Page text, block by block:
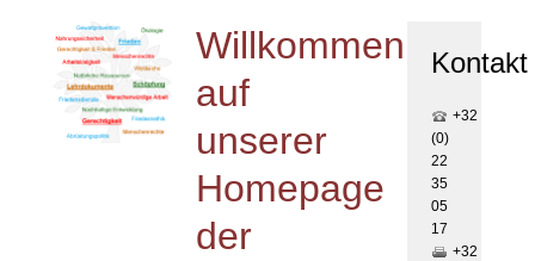
Willkommen
auf
unserer
Homepage
der
Kontakt
+32
(0)
22
35
05
17
+32